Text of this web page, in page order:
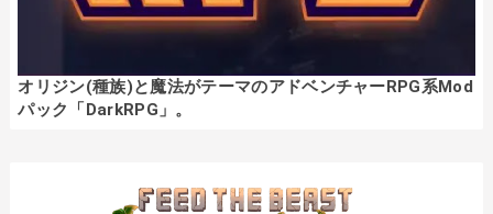
オリジン(種族)と魔法がテーマのアドベンチャーRPG系Mod
パック「DarkRPG」。